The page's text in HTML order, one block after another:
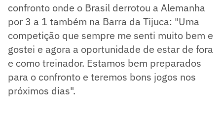
confronto onde o Brasil derrotou a Alemanha
por 3 a 1 também na Barra da Tijuca: "Uma
competição que sempre me senti muito bem e
gostei e agora a oportunidade de estar de fora
e como treinador. Estamos bem preparados
para o confronto e teremos bons jogos nos
próximos dias".